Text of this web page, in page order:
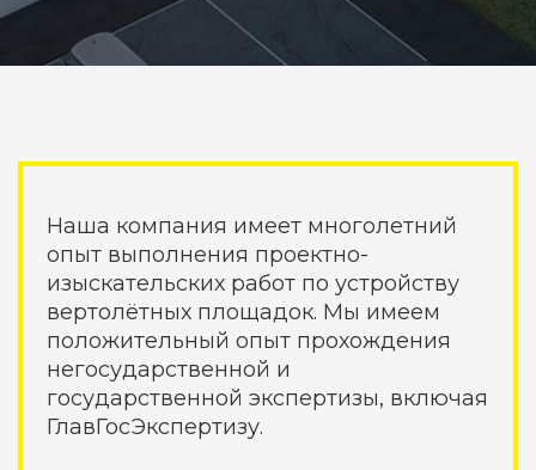
Наша компания имеет многолетний
опыт выполнения проектно-
изыскательских работ по устройству
вертолётных площадок. Мы имеем
положительный опыт прохождения
негосударственной и
государственной экспертизы, включая
ГлавГосЭкспертизу.